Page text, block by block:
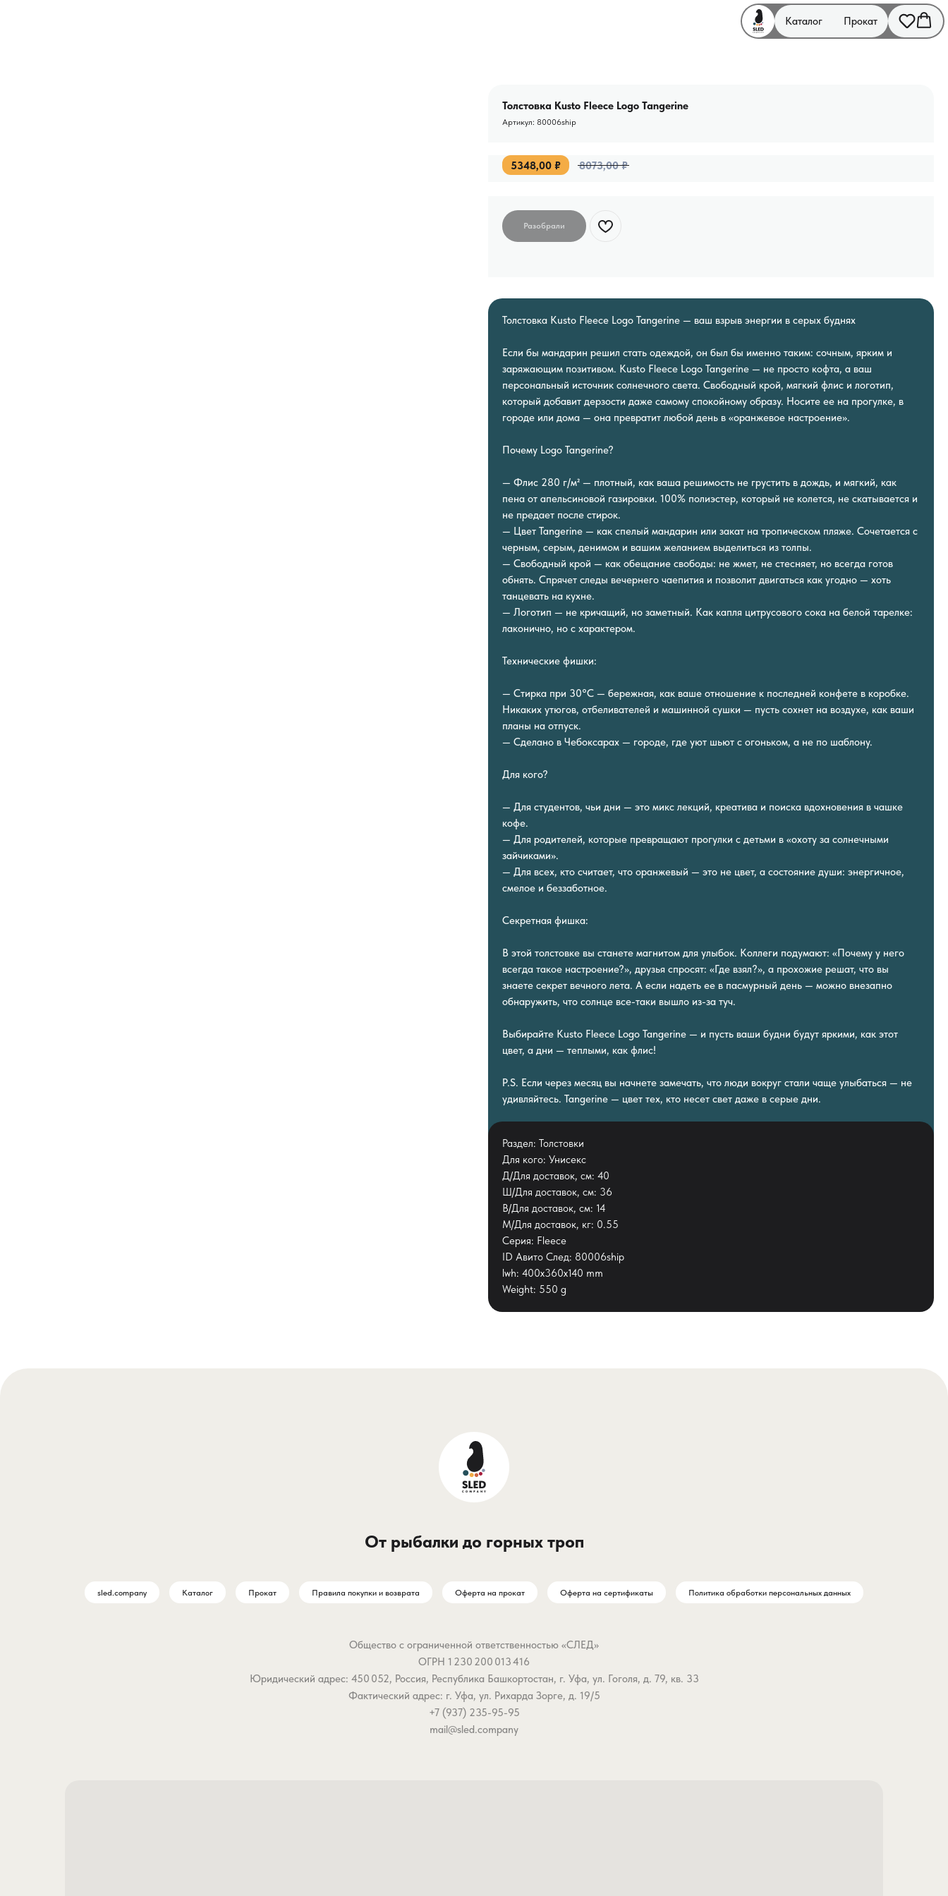
Каталог Прокат
Толстовка Kusto Fleece Logo Tangerine
Артикул: 80006ship
5348,00 ₽ 8073,00 ₽
Толстовка Kusto Fleece Logo Tangerine — ваш взрыв энергии в серых буднях
Если бы мандарин решил стать одеждой, он был бы именно таким: сочным, ярким и
заряжающим позитивом. Kusto Fleece Logo Tangerine — не просто кофта, а ваш
персональный источник солнечного света. Свободный крой, мягкий флис и логотип,
который добавит дерзости даже самому спокойному образу. Носите ее на прогулке, в
городе или дома — она превратит любой день в «оранжевое настроение».
Почему Logo Tangerine?
— Флис 280 г/м² — плотный, как ваша решимость не грустить в дождь, и мягкий, как
пена от апельсиновой газировки. 100% полиэстер, который не колется, не скатывается и
не предает после стирок.
— Цвет Tangerine — как спелый мандарин или закат на тропическом пляже. Сочетается с
черным, серым, денимом и вашим желанием выделиться из толпы.
— Свободный крой — как обещание свободы: не жмет, не стесняет, но всегда готов
обнять. Спрячет следы вечернего чаепития и позволит двигаться как угодно — хоть
танцевать на кухне.
— Логотип — не кричащий, но заметный. Как капля цитрусового сока на белой тарелке:
лаконично, но с характером.
Технические фишки:
— Стирка при 30°C — бережная, как ваше отношение к последней конфете в коробке.
Никаких утюгов, отбеливателей и машинной сушки — пусть сохнет на воздухе, как ваши
планы на отпуск.
— Сделано в Чебоксарах — городе, где уют шьют с огоньком, а не по шаблону.
Для кого?
— Для студентов, чьи дни — это микс лекций, креатива и поиска вдохновения в чашке
кофе.
— Для родителей, которые превращают прогулки с детьми в «охоту за солнечными
зайчиками».
— Для всех, кто считает, что оранжевый — это не цвет, а состояние души: энергичное,
смелое и беззаботное.
Секретная фишка:
В этой толстовке вы станете магнитом для улыбок. Коллеги подумают: «Почему у него
всегда такое настроение?», друзья спросят: «Где взял?», а прохожие решат, что вы
знаете секрет вечного лета. А если надеть ее в пасмурный день — можно внезапно
обнаружить, что солнце все-таки вышло из-за туч.
Выбирайте Kusto Fleece Logo Tangerine — и пусть ваши будни будут яркими, как этот
цвет, а дни — теплыми, как флис!
P.S. Если через месяц вы начнете замечать, что люди вокруг стали чаще улыбаться — не
удивляйтесь. Tangerine — цвет тех, кто несет свет даже в серые дни.
Раздел: Толстовки
Для кого: Унисекс
Д/Для доставок, см: 40
Ш/Для доставок, см: 36
В/Для доставок, см: 14
М/Для доставок, кг: 0.55
Серия: Fleece
ID Авито След: 80006ship
lwh: 400x360x140 mm
Weight: 550 g
От рыбалки до горных троп
sled.company Каталог Прокат Правила покупки и возврата Оферта на прокат Оферта на сертификаты Политика обработки персональных данных
Общество с ограниченной ответственностью «СЛЕД»
ОГРН 1 230 200 013 416
Юридический адрес: 450 052, Россия, Республика Башкортостан, г. Уфа, ул. Гоголя, д. 79, кв. 33
Фактический адрес: г. Уфа, ул. Рихарда Зорге, д. 19/5
+7 (937) 235-95-95
mail@sled.company